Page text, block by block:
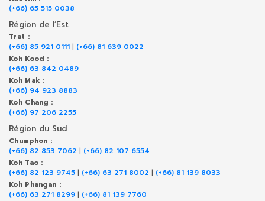
(+66) 65 515 0038
Région de l’Est
Trat :
(+66) 85 921 0111 | (+66) 81 639 0022
Koh Kood :
(+66) 63 842 0489
Koh Mak :
(+66) 94 923 8883
Koh Chang :
(+66) 97 206 2255
Région du Sud
Chumphon :
(+66) 82 853 7062 | (+66) 82 107 6554
Koh Tao :
(+66) 82 123 9745 | (+66) 63 271 8002 | (+66) 81 139 8033
Koh Phangan :
(+66) 63 271 8299 | (+66) 81 139 7760